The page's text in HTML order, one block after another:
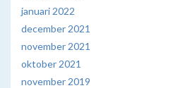
januari 2022
december 2021
november 2021
oktober 2021
november 2019